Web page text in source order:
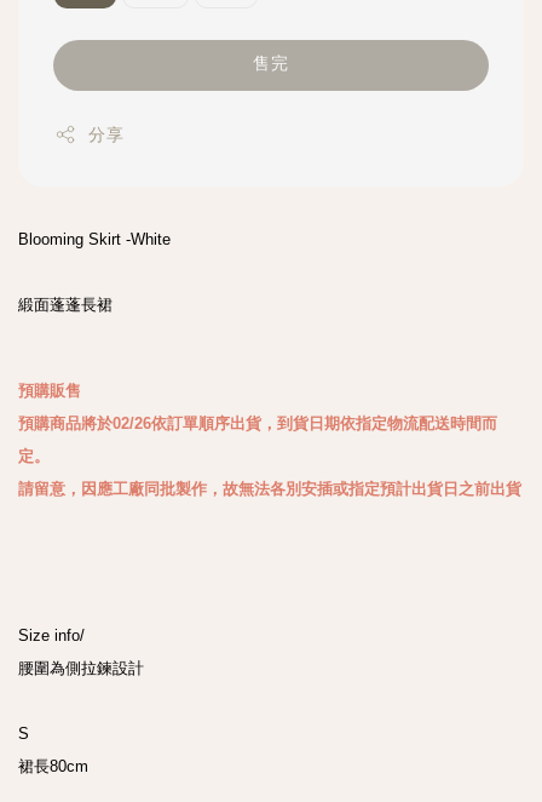
售完
分享
Blooming Skirt -White
緞面蓬蓬長裙
預購販售
預購商品將於02/26依訂單順序出貨，到貨日期依指定物流配送時間而
定。
請留意，因應工廠同批製作，故無法各別安插或指定預計出貨日之前出貨
Size info/
腰圍為側拉鍊設計
S
裙長80cm